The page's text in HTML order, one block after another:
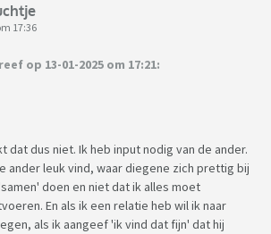
17:36
op 13-01-2025 om 17:21:
dat dus niet. Ik heb input nodig van de ander.
ander leuk vind, waar diegene zich prettig bij
doen en niet dat ik alles moet
En als ik een relatie heb wil ik naar
als ik aangeef 'ik vind dat fijn' dat hij